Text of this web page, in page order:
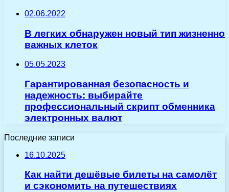
02.06.2022
В легких обнаружен новый тип жизненно
важных клеток
05.05.2023
Гарантированная безопасность и
надежность: выбирайте
профессиональный скрипт обменника
электронных валют
Последние записи
16.10.2025
Как найти дешёвые билеты на самолёт
и сэкономить на путешествиях